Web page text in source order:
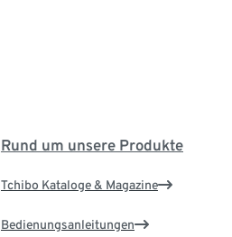
Rund um unsere Produkte
Tchibo Kataloge & Magazine
Bedienungsanleitungen